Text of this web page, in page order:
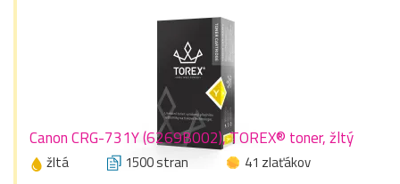
Canon CRG-731Y (6269B002), TOREX® toner, žltý
žltá 1500 stran
41 zlaťákov